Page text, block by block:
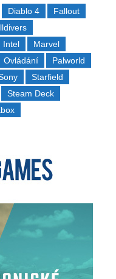
Diablo 4
Fallout
Intel
Marvel
Ovládání
Palworld
Starfield
Steam Deck